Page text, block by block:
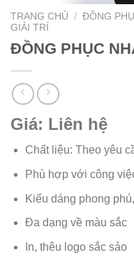
TRANG CHỦ / ĐỒNG
GIẢI TRÍ
ĐỒNG PHỤC
Giá: Liên hệ
Chất liệu: Theo yêu
Phù hợp với công
Kiểu dáng phong
Đa dạng về màu sắc
In, thêu logo sắc sảo